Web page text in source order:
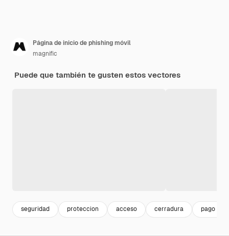
Página de inicio de phishing móvil
magnific
Puede que también te gusten estos vectores
seguridad proteccion acceso cerradura pago